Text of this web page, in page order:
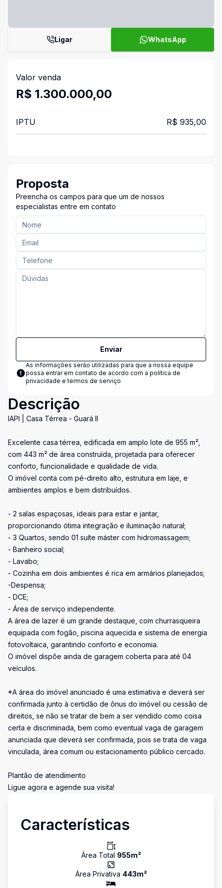
Ligar WhatsApp
Valor venda
R$ 1.300.000,00
IPTU R$ 935,00
Proposta
Preencha os campos para que um de nossos
especialistas entre em contato
Enviar
As informações serão utilizadas para que a nossa equipe
possa entrar em contato de acordo com a política de
privacidade e termos de serviço
Descrição
IAPI | Casa Térrea - Guará II
Excelente casa térrea, edificada em amplo lote de 955 m²,
com 443 m² de área construída, projetada para oferecer
conforto, funcionalidade e qualidade de vida.
O imóvel conta com pé-direito alto, estrutura em laje, e
ambientes amplos e bem distribuídos.
- 2 salas espaçosas, ideais para estar e jantar,
proporcionando ótima integração e iluminação natural;
- 3 Quartos, sendo 01 suíte máster com hidromassagem;
- Banheiro social;
- Lavabo;
- Cozinha em dois ambientes é rica em armários planejados;
-Despensa;
- DCE;
- Área de serviço independente.
A área de lazer é um grande destaque, com churrasqueira
equipada com fogão, piscina aquecida e sistema de energia
fotovoltaica, garantindo conforto e economia.
O imóvel dispõe ainda de garagem coberta para até 04
veículos.
*A área do imóvel anunciado é uma estimativa e deverá ser
confirmada junto à certidão de ônus do imóvel ou cessão de
direitos, se não se tratar de bem a ser vendido como coisa
certa e discriminada, bem como eventual vaga de garagem
anunciada que deverá ser confirmada, pois se trata de vaga
vinculada, área comum ou estacionamento público cercado.
Plantão de atendimento
Ligue agora e agende sua visita!
Características
Área Total 955m²
Área Privativa 443m²